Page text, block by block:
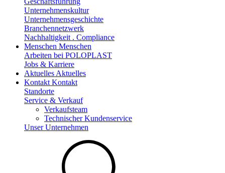
Unternehmenskultur
Unternehmensgeschichte
Branchennetzwerk
Nachhaltigkeit . Compliance
Menschen Menschen
Arbeiten bei POLOPLAST
Jobs & Karriere
Aktuelles Aktuelles
Kontakt Kontakt
Standorte
Service & Verkauf
Verkaufsteam
Technischer Kundenservice
Unser Unternehmen